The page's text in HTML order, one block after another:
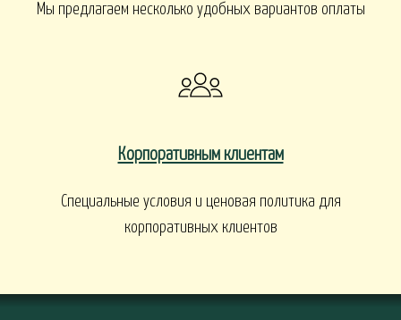
Мы предлагаем несколько удобных вариантов оплаты
Корпоративным клиентам
Специальные условия и ценовая политика для
корпоративных клиентов